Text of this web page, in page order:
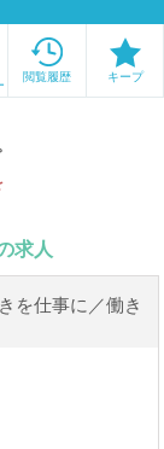
閲覧履歴 キープ
求人
を仕事に／働き